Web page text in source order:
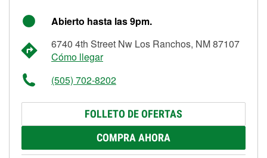
Abierto hasta las 9pm.
6740 4th Street Nw Los Ranchos, NM 87107
Cómo llegar
(505) 702-8202
FOLLETO DE OFERTAS
COMPRA AHORA